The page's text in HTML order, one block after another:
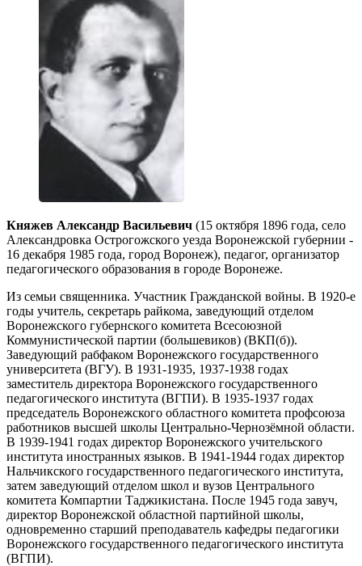
Княжев Александр Васильевич (15 октября 1896 года, село
Александровка Острогожского уезда Воронежской губернии -
16 декабря 1985 года, город Воронеж), педагог, организатор
педагогического образования в городе Воронеже.
Из семьи священника. Участник Гражданской войны. В 1920-е
годы учитель, секретарь райкома, заведующий отделом
Воронежского губернского комитета Всесоюзной
Коммунистической партии (большевиков) (ВКП(б)).
Заведующий рабфаком Воронежского государственного
университета (ВГУ). В 1931-1935, 1937-1938 годах
заместитель директора Воронежского государственного
педагогического института (ВГПИ). В 1935-1937 годах
председатель Воронежского областного комитета профсоюза
работников высшей школы Центрально-Чернозёмной области.
В 1939-1941 годах директор Воронежского учительского
института иностранных языков. В 1941-1944 годах директор
Нальчикского государственного педагогического института,
затем заведующий отделом школ и вузов Центрального
комитета Компартии Таджикистана. После 1945 года завуч,
директор Воронежской областной партийной школы,
одновременно старший преподаватель кафедры педагогики
Воронежского государственного педагогического института
(ВГПИ).